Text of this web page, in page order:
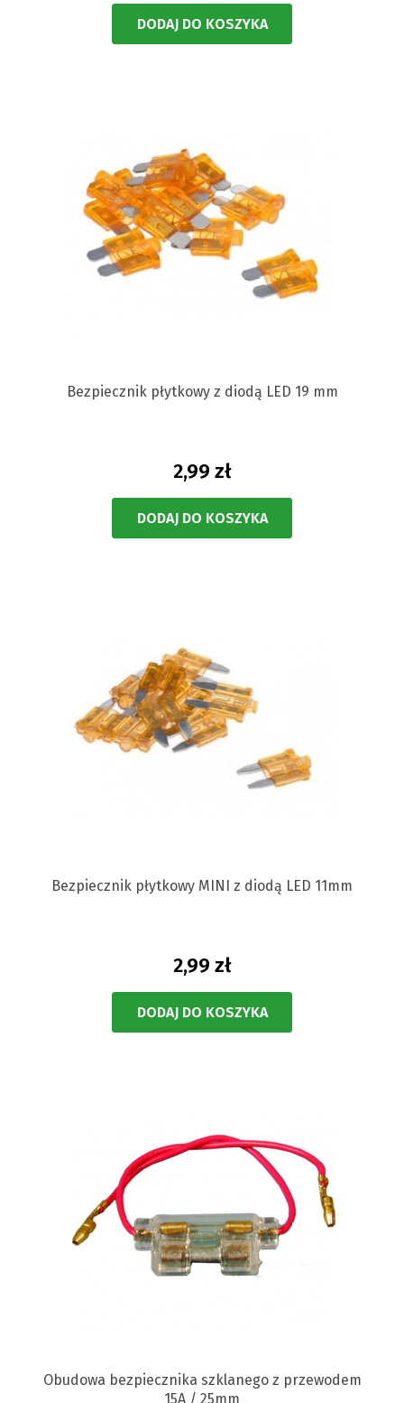
DODAJ DO KOSZYKA
Bezpiecznik płytkowy z diodą LED 19 mm
2,99 zł
DODAJ DO KOSZYKA
Bezpiecznik płytkowy MINI z diodą LED 11mm
2,99 zł
DODAJ DO KOSZYKA
Obudowa bezpiecznika szklanego z przewodem
15A / 25mm